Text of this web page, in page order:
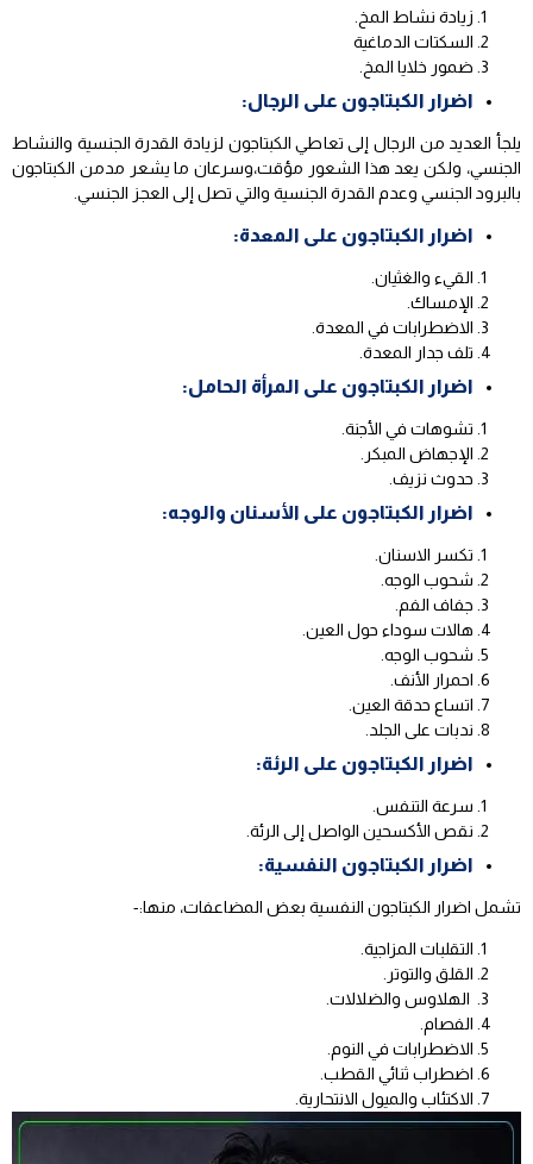
زيادة نشاط المخ.
السكتات الدماغية
ضمور خلايا المخ.
اضرار الكبتاجون على الرجال:
يلجأ العديد من الرجال إلى تعاطي الكبتاجون لزيادة القدرة الجنسية والنشاط
الجنسي، ولكن يعد هذا الشعور مؤقت،وسرعان ما يشعر مدمن الكبتاجون
بالبرود الجنسي وعدم القدرة الجنسية والتي تصل إلى العجز الجنسي.
اضرار الكبتاجون على المعدة:
القيء والغثيان.
الإمساك.
الاضطرابات في المعدة.
تلف جدار المعدة.
اضرار الكبتاجون على المرأة الحامل:
تشوهات في الأجنة.
الإجهاض المبكر.
حدوث نزيف.
اضرار الكبتاجون على الأسنان والوجه:
تكسر الاسنان.
شحوب الوجه.
جفاف الفم.
هالات سوداء حول العين.
شحوب الوجه.
احمرار الأنف.
اتساع حدقة العين.
ندبات على الجلد.
اضرار الكبتاجون على الرئة:
سرعة التنفس.
نقص الأكسحين الواصل إلى الرئة.
اضرار الكبتاجون النفسية:
تشمل اضرار الكبتاجون النفسية بعض المضاعفات، منها:-
التقلبات المزاجية.
القلق والتوتر.
الهلاوس والضلالات.
الفصام.
الاضطرابات في النوم.
اضطراب ثنائي القطب.
الاكتئاب والميول الانتحارية.